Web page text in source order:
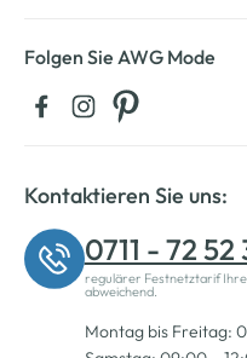
Folgen Sie AWG Mode
Kontaktieren Sie uns:
0711 - 72
regulärer Festnetztarif
abweichend.
Montag bis Freitag: